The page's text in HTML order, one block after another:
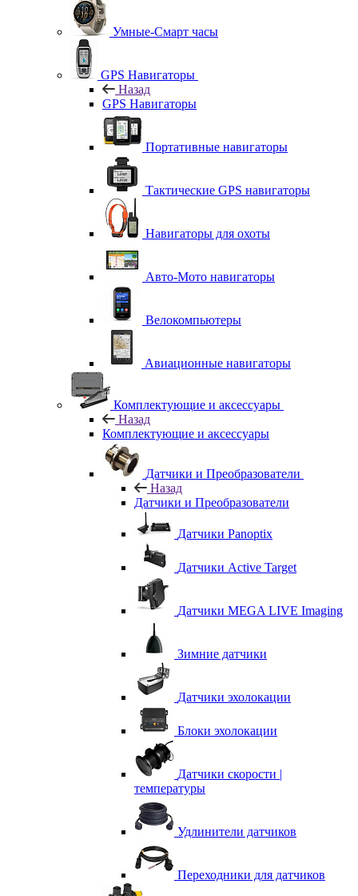
Умные-Смарт часы
GPS Навигаторы
Назад
GPS Навигаторы
Портативные навигаторы
Тактические GPS навигаторы
Навигаторы для охоты
Авто-Мото навигаторы
Велокомпьютеры
Авиационные навигаторы
Комплектующие и аксессуары
Назад
Комплектующие и аксессуары
Датчики и Преобразователи
Назад
Датчики и Преобразователи
Датчики Panoptix
Датчики Active Target
Датчики MEGA LIVE Imaging
Зимние датчики
Датчики эхолокации
Блоки эхолокации
Датчики скорости |
температуры
Удлинители датчиков
Переходники для датчиков